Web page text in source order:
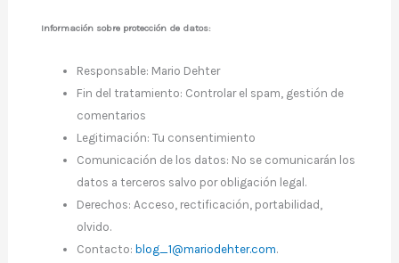
Información sobre protección de datos:
Responsable: Mario Dehter
Fin del tratamiento: Controlar el spam, gestión de
comentarios
Legitimación: Tu consentimiento
Comunicación de los datos: No se comunicarán los
datos a terceros salvo por obligación legal.
Derechos: Acceso, rectificación, portabilidad,
olvido.
Contacto:blog_1@mariodehter.com.